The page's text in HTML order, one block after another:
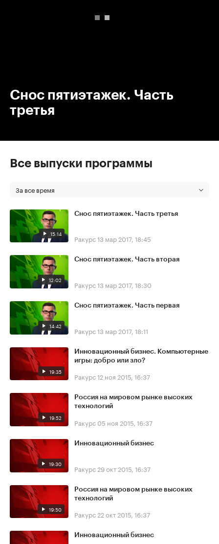
Снос пятиэтажек. Часть
третья
Все выпуски программы
За все время
15:14
Снос пятиэтажек. Часть третья
Ракурс13 мар 2017, 18:45
12:02
Снос пятиэтажек. Часть вторая
Ракурс13 мар 2017, 18:30
14:42
Снос пятиэтажек. Часть первая
Ракурс13 мар 2017, 18:11
19:35
Инновационный бизнес. Компьютерные
игры: добро или зло?
Ракурс12 ноя 2015, 16:37
19:52
Россия на мировом рынке высоких
технологий
Ракурс 05 ноя 2015, 16:37
19:30
Инновационный бизнес
Ракурс 29 окт 2015, 16:37
19:50
Россия на мировом рынке высоких
технологий
Ракурс 22 окт 2015, 16:37
Инновационный бизнес